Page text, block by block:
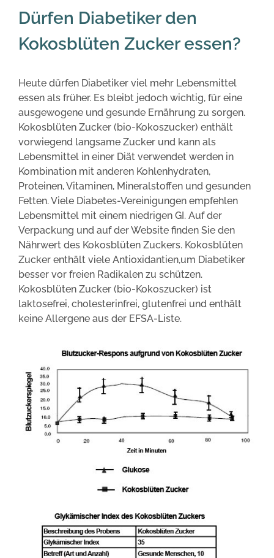
Dürfen Diabetiker den
Kokosblüten Zucker essen?
Heute dürfen Diabetiker viel mehr Lebensmittel
essen als früher. Es bleibt jedoch wichtig, für eine
ausgewogene und gesunde Ernährung zu sorgen.
Kokosblüten Zucker (bio-Kokoszucker) enthält
vorwiegend langsame Zucker und kann als
Lebensmittel in einer Diät verwendet werden in
Kombination mit anderen Kohlenhydraten,
Proteinen, Vitaminen, Mineralstoffen und gesunden
Fetten. Viele Diabetes-Vereinigungen empfehlen
Lebensmittel mit einem niedrigen GI. Auf der
Verpackung und auf der Website finden Sie den
Nährwert des Kokosblüten Zuckers. Kokosblüten
Zucker enthält viele Antioxidantien,um Diabetiker
besser vor freien Radikalen zu schützen.
Kokosblüten Zucker (bio-Kokoszucker) ist
laktosefrei, cholesterinfrei, glutenfrei und enthält
keine Allergene aus der EFSA-Liste.